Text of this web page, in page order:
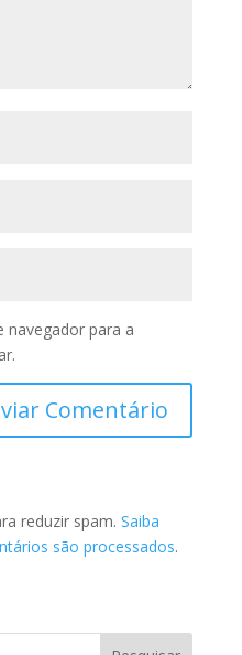
navegador para a
reduzir spam. Saiba
são processados.